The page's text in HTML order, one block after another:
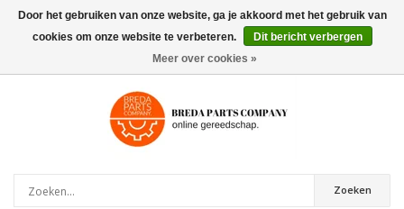
0artikelen
Zoeken
Door het gebruiken van onze website, ga je akkoord met het gebruik van
cookies om onze website te verbeteren.
Dit bericht verbergen
Meer over cookies »